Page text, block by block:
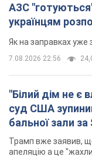
АЗС
українцям
Як на заправках уже
7.08.2026 22:56
"Білий дім не є
суд США
бальної зали
Трамп вже заявив,
апеляцію а це